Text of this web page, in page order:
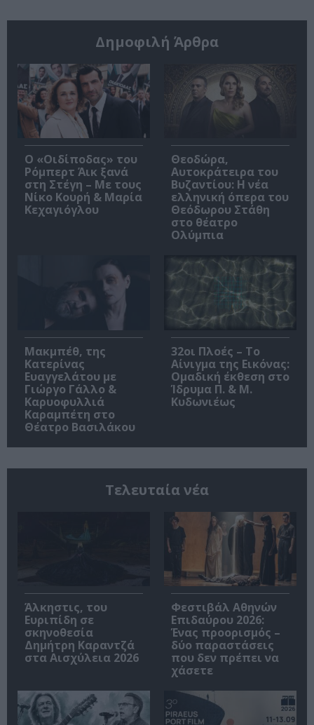
Δημοφιλή Άρθρα
O «Οιδίποδας» του
Ρόμπερτ Άικ ξανά
στη Στέγη – Με τους
Νίκο Κουρή & Μαρία
Κεχαγιόγλου
Θεοδώρα,
Αυτοκράτειρα του
Βυζαντίου: Η νέα
ελληνική όπερα του
Θεόδωρου Στάθη
στο θέατρο
Ολύμπια
Μακμπέθ, της
Κατερίνας
Ευαγγελάτου με
Γιώργο Γάλλο &
Καρυοφυλλιά
Καραμπέτη στο
Θέατρο Βασιλάκου
32οι Πλοές – Το
Αίνιγμα της Εικόνας:
Ομαδική έκθεση στο
Ίδρυμα Π. & Μ.
Κυδωνιέως
Τελευταία νέα
Άλκηστις, του
Ευριπίδη σε
σκηνοθεσία
Δημήτρη Καραντζά
στα Αισχύλεια 2026
Φεστιβάλ Αθηνών
Επιδαύρου 2026:
Ένας προορισμός –
δύο παραστάσεις
που δεν πρέπει να
χάσετε